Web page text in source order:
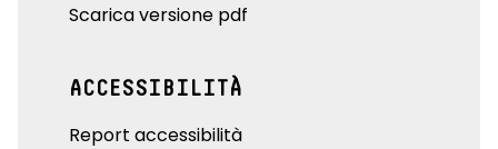
Scarica versione pdf
ACCESSIBILITÀ
Report accessibilità